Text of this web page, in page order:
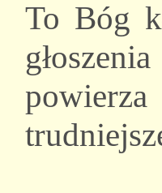
To Bóg